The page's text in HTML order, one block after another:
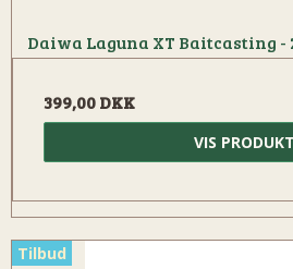
Daiwa Laguna XT Baitcasting -
399,00 DKK
VIS PRODUKT
Tilbud